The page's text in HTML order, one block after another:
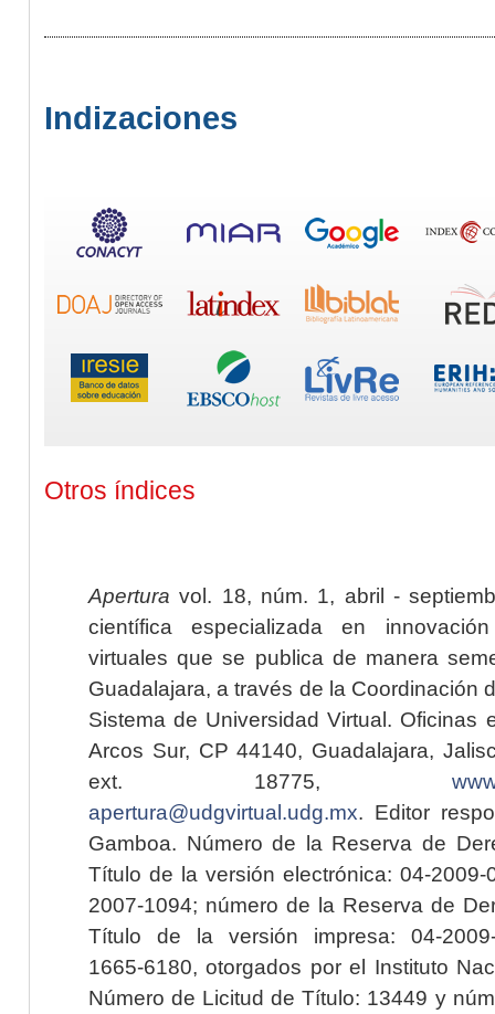
Indizaciones
Otros índices
Apertura vol. 18, núm. 1, abril -
científica especializada en
virtuales que se publica de manera
Guadalajara, a través de la Coordinación
Sistema de Universidad Virtual. Oficinas
Arcos Sur, CP 44140, Guadalajara,
ext. 18775,
apertura@udgvirtual.udg.mx. Editor
Gamboa. Número de la Reserva de
Título de la versión electrónica: 04-2009-
2007-1094; número de la Reserva de
Título de la versión impresa: 04-2009-
1665-6180, otorgados por el Instituto
Número de Licitud de Título: 13449 y